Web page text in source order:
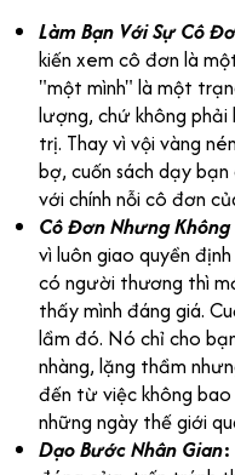
Làm Bạn Với Sự Cô
kiến xem cô đơn là
"một mình" là một
lượng, chứ không
trị. Thay vì vội vàng
bợ, cuốn sách dạy
với chính nỗi cô đơn
Cô Đơn Nhưng
vì luôn giao quyền
có người thương thì
thấy mình đáng giá.
lầm đó. Nó chỉ cho
nhàng, lặng thầm
đến từ việc không
những ngày thế giới
Dạo Bước Nhân Gian: